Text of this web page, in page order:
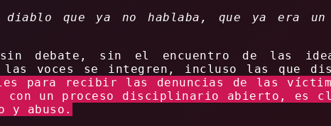
diablo que ya no hablaba, que ya era un
sin debate, sin el encuentro de las
voces se integren, incluso las que
para recibir las denuncias de las
con un proceso disciplinario abierto, es
y abuso.